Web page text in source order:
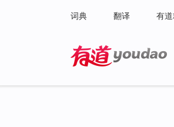
词典 翻译 有